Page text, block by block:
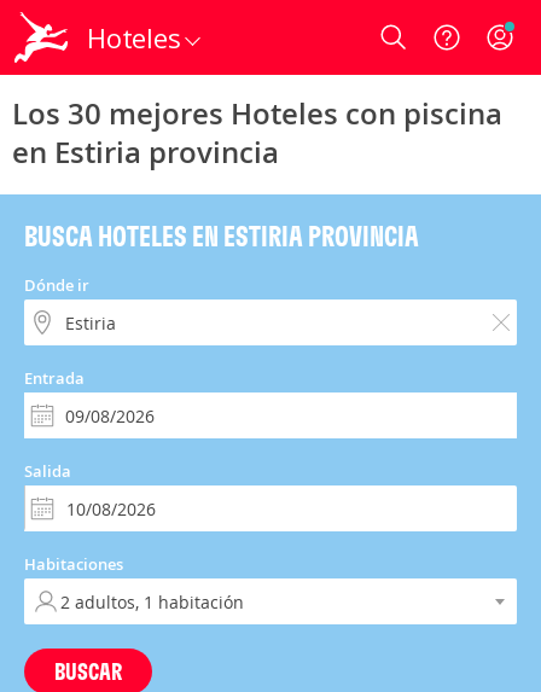
Hoteles Login
Los 30 mejores Hoteles con piscina
en Estiria provincia
BUSCA HOTELES EN ESTIRIA PROVINCIA
Dónde ir
Entrada
Salida
Habitaciones
BUSCAR